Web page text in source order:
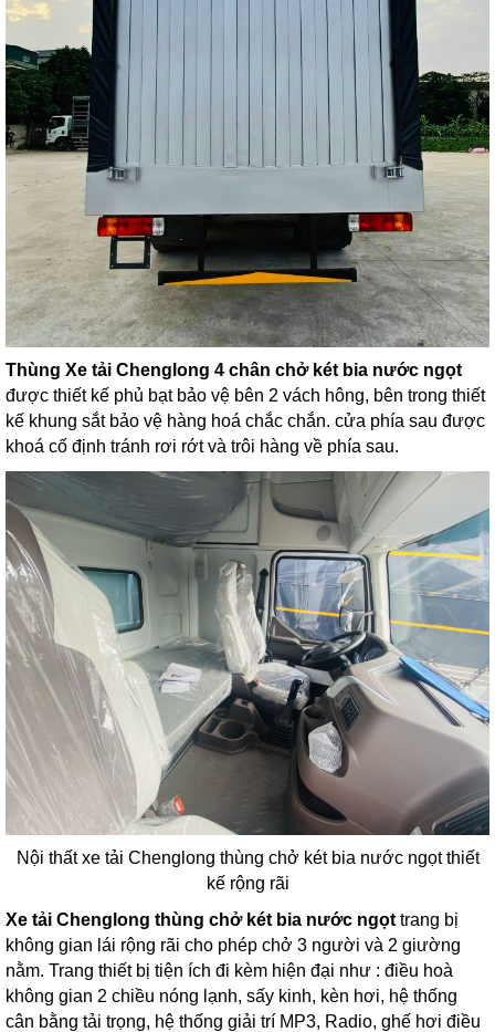
Thùng Xe tải Chenglong 4 chân chở két bia nước ngọt
được thiết kế phủ bạt bảo vệ bên 2 vách hông, bên trong thiết
kế khung sắt bảo vệ hàng hoá chắc chắn. cửa phía sau được
khoá cố định tránh rơi rớt và trôi hàng về phía sau.
Nội thất xe tải Chenglong thùng chở két bia nước ngọt thiết
kế rộng rãi
Xe tải Chenglong thùng chở két bia nước ngọt trang bị
không gian lái rộng rãi cho phép chở 3 người và 2 giường
nằm. Trang thiết bị tiện ích đi kèm hiện đại như : điều hoà
không gian 2 chiều nóng lạnh, sấy kinh, kèn hơi, hệ thống
cân bằng tải trọng, hệ thống giải trí MP3, Radio, ghế hơi điều